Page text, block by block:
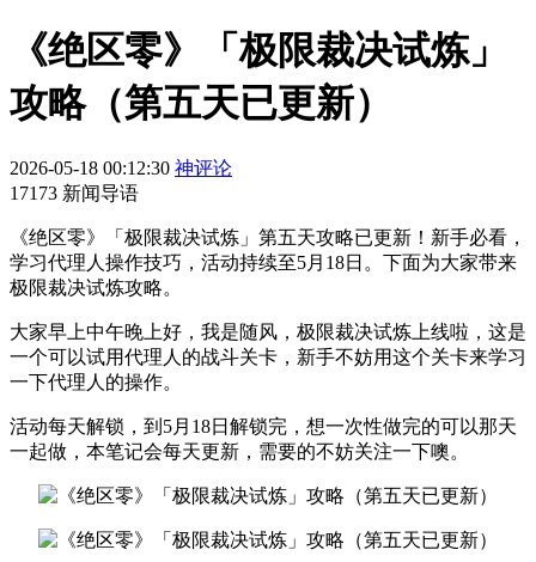
《绝区零》「极限裁决试炼」
攻略（第五天已更新）
2026-05-18 00:12:30 神评论
17173 新闻导语
《绝区零》「极限裁决试炼」第五天攻略已更新！新手必看，
学习代理人操作技巧，活动持续至5月18日。下面为大家带来
极限裁决试炼攻略。
大家早上中午晚上好，我是随风，极限裁决试炼上线啦，这是
一个可以试用代理人的战斗关卡，新手不妨用这个关卡来学习
一下代理人的操作。
活动每天解锁，到5月18日解锁完，想一次性做完的可以那天
一起做，本笔记会每天更新，需要的不妨关注一下噢。